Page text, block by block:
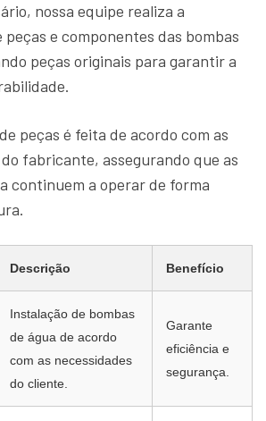
nossa equipe realiza a
e componentes das bombas
peças originais para garantir a
peças é feita de acordo com as
fabricante, assegurando que as
continuem a operar de forma
Descrição Benefício
Instalação de bombas
de água de acordo
com as necessidades
do cliente.
Garante
eficiência e
segurança.